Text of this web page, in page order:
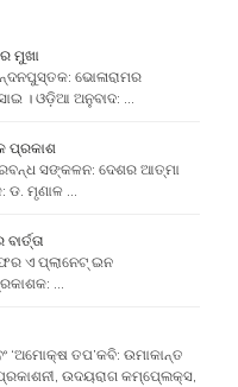
ମୁଖା
ଭୋଳାରାମର
। ଓଡ଼ିଆ ଅନୁବାଦ: …
ପ୍ରକାଶ
ସଙ୍କଳନ: ଦେଶର ଆତ୍ମା
ଡ. ମୃଣାଳ …
ଏ ପ୍ଲାନେଟ୍ ଇନ
…
‘ଅମୋକ୍ଷ ତପ’କବି: ଉମାକାନ୍ତ
ଉଦୟରାଗ କମ୍ପେ୍ଲକ୍ସ,